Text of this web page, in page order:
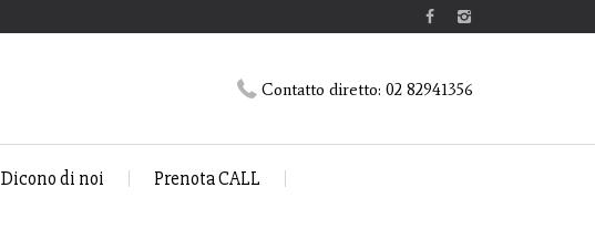
Contatto diretto: 02 82941356
Dicono di noi Prenota CALL